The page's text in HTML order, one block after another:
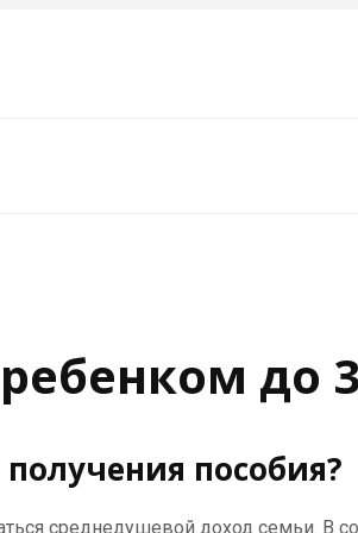
до
пособия?
среднедушевой доход семьи. В